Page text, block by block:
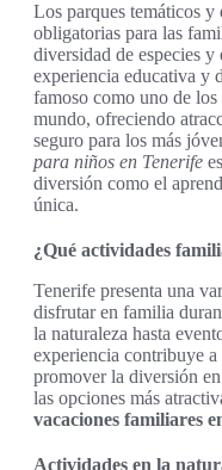
Los parques temáticos y
obligatorias para las
diversidad de especies y
experiencia educativa y
famoso como uno de los
mundo, ofreciendo
seguro para los más
para niños en Tenerife
diversión como el
única.
¿Qué actividades
Tenerife presenta una
disfrutar en familia
la naturaleza hasta
experiencia contribuye
promover la diversión
las opciones más
vacaciones familiares
Actividades en la